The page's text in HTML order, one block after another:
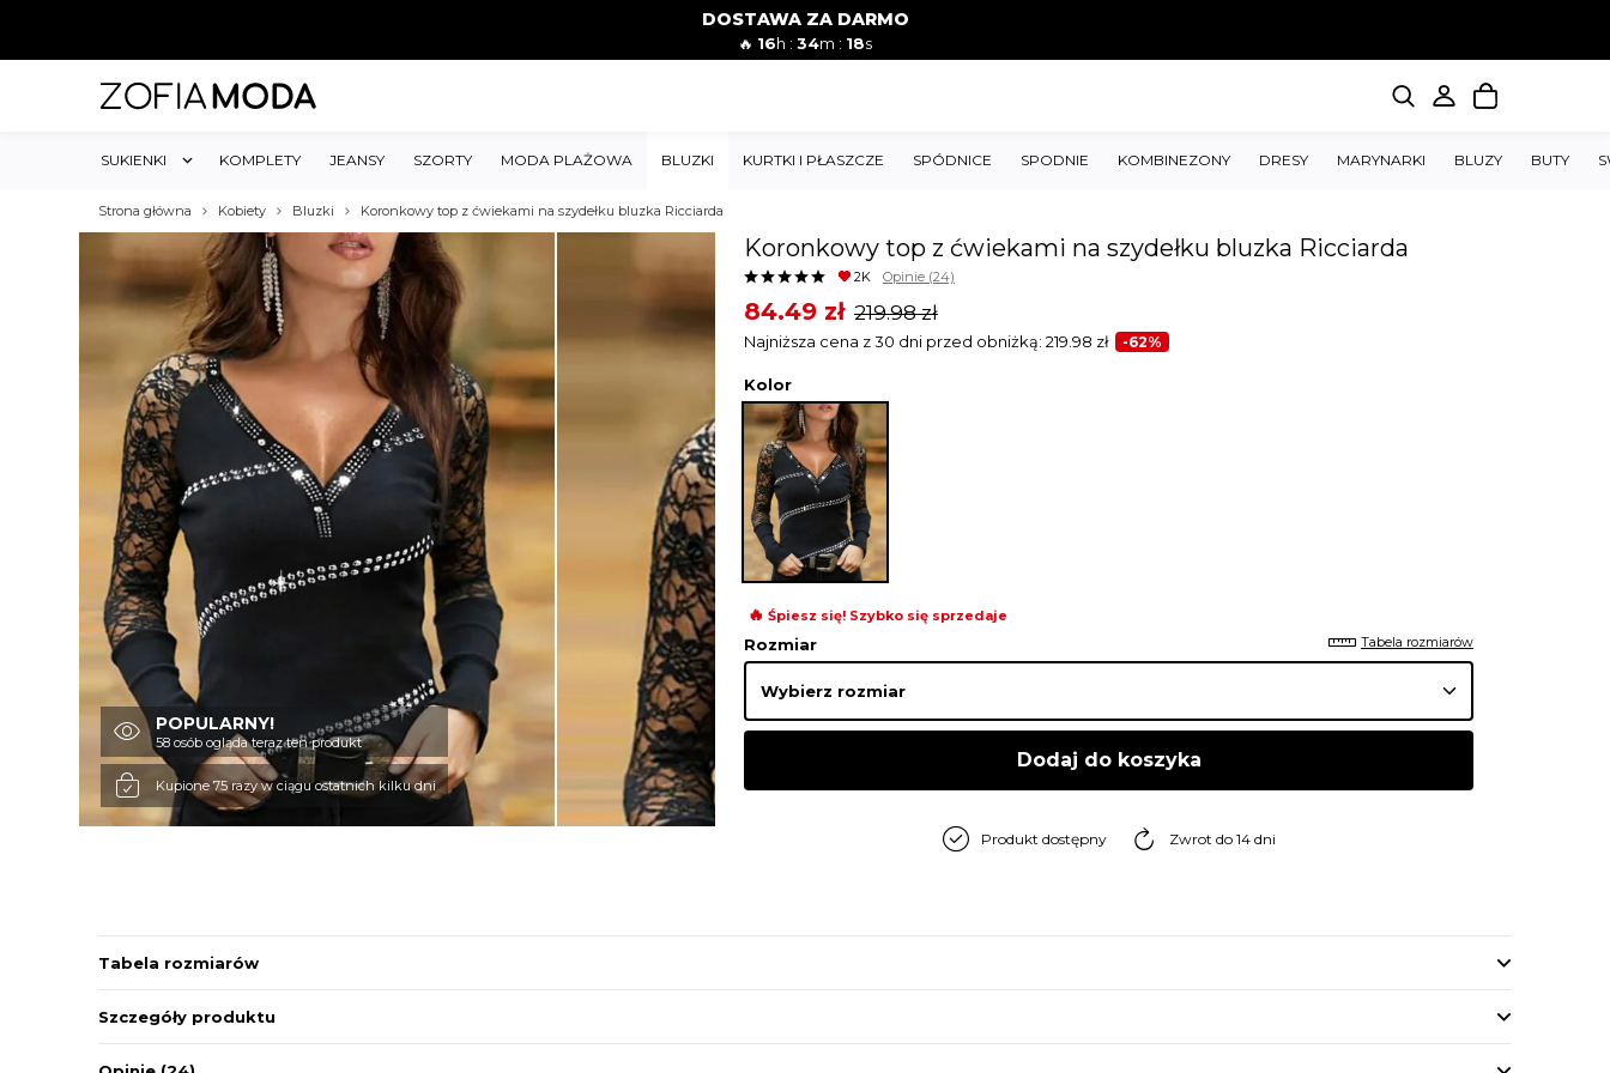
DOSTAWA ZA DARMO
🔥 16h : 34m : 16s
SUKIENKI KOMPLETY JEANSY SZORTY MODA PLAŻOWA BLUZKI KURTKI I PŁASZCZE SPÓDNICE SPODNIE KOMBINEZONY DRESY MARYNARKI BLUZY BUTY
Strona główna Kobiety Bluzki Koronkowy top z ćwiekami na szydełku bluzka Ricciarda
POPULARNY!
58 osób ogląda teraz ten produkt
Kupione 75 razy w ciągu ostatnich kilku dni
Koronkowy top z ćwiekami na szydełku bluzka Ricciarda
2K Opinie (24)
219.98zł
Original
price
219.98 zł.
84.49 zł
Current
price
84.49 zł.
Najniższa cena z 30 dni przed obniżką: 219.98 zł -62%
Kolor
🔥 Śpiesz się! Szybko się sprzedaje
Rozmiar Tabela rozmiarów
Dodaj do koszyka
Produkt dostępny Zwrot do 14 dni
Tabela rozmiarów
Szczegóły produktu